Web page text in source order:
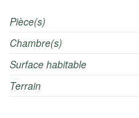
Pièce(s)
Chambre(s)
Surface habitable
Terrain